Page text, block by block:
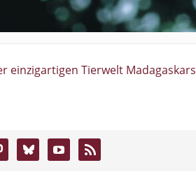
einzigartigen Tierwelt Madagaskars